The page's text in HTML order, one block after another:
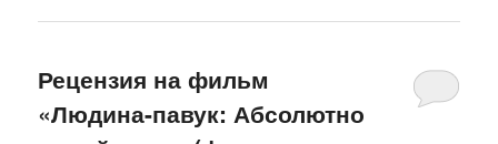
Рецензия на фильм
«Людина-павук: Абсолютно